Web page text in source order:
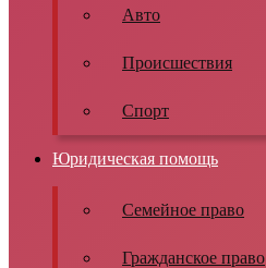
Авто
Происшествия
Спорт
Юридическая помощь
Семейное право
Гражданское право